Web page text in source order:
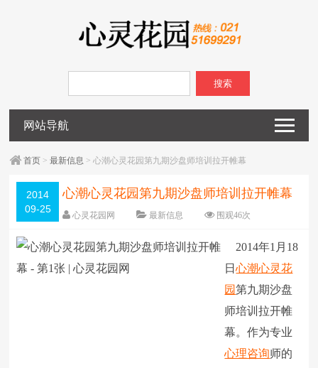
搜索
网站导航
首页 >最新信息 > 心潮心灵花园第九期沙盘师培训拉开帷幕
2014
09-25
心潮心灵花园第九期沙盘师培训拉开帷幕
心灵花园网 最新信息 围观46次
字体：大 中 小
2014年1月18
日心潮心灵花
园第九期沙盘
师培训拉开帷
幕。作为专业
心理咨询师的